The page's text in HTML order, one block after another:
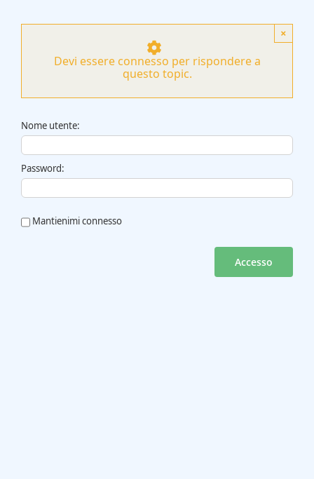
×
Devi essere connesso per rispondere a
questo topic.
Nome utente:
Password:
Mantienimi connesso
Accesso